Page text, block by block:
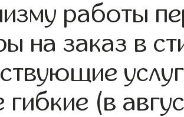
работы
на заказ в
гибкие (в